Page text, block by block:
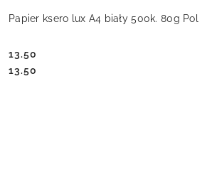
Papier ksero lux A4 biały 500k. 80g Pol
Cena:
13.50
Cena:
13.50